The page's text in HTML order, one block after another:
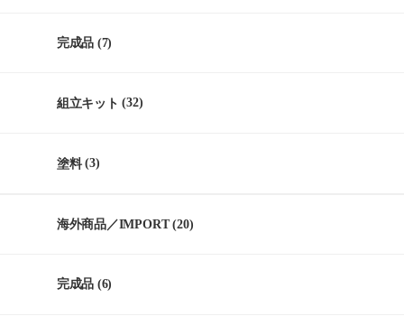
完成品 (7)
組立キット (32)
塗料(3)
海外商品／IMPORT(20)
完成品 (6)